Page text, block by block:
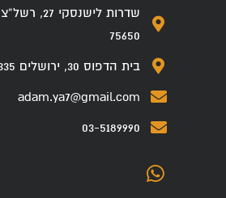
שדרות לישנסקי 27, רשל”צ
75650
בית הדפוס 30, ירושלים 9548335
adam.ya7@gmail.com
03-5189990